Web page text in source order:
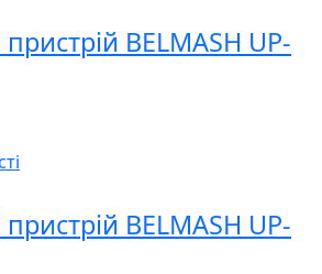
BELMASH UP-
BELMASH UP-